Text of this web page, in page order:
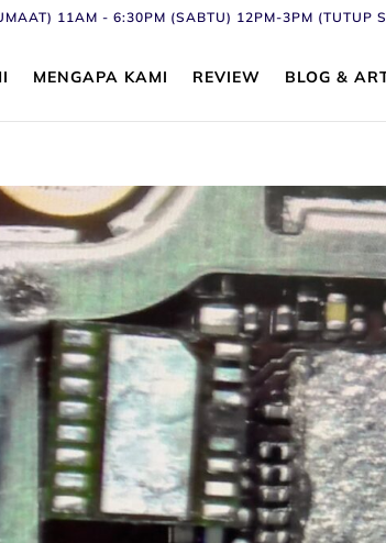
11AM - 6:30PM (SABTU) 12PM-3PM (TUTUP
MENGAPA KAMI REVIEW BLOG &